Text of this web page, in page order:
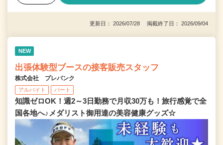
更新日： 2026/07/28 掲載終了日： 2026/09/04
NEW
出張体験型ブースの接客販売スタッフ
株式会社 プレバンク
アルバイト パート
知識ゼロOK！週2～3日勤務で月収30万も！旅行感覚で全
国各地へ♪メダリスト御用達の美容健康グッズ☆